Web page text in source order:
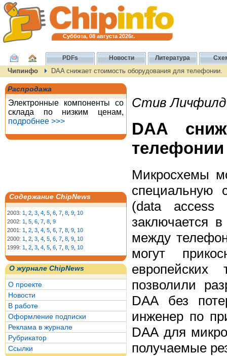
Суббота, 08 августа 2026г.
PDFs Новости Литература
Чипинфо DAA снижает стоимость оборудования для телефонии.
Распродажа
Электронные компоненты со
склада по низким ценам,
подробнее >>>
Содержание ChipNews
2003: 1 2 3 4 5 6 7 8 9 10
2002: 1 5 6 7 8 9
2001: 1 2 3 4 5 6 7 8 9 10
2000: 1 2 3 4 5 6 7 8 9 10
1999: 1 2 3 4 5 6 7 8 9 10
О журнале ChipNews
О проекте
Новости
В работе
Оформление подписки
Реклама в журнале
Рубрикатор
Ссылки
Стив Личфилд
DAA
телефонии
Микросхемы
специальную
(data access
заключается
между
могут
европейских
позволили
DAA без
инженер по
DAA для
получаемые